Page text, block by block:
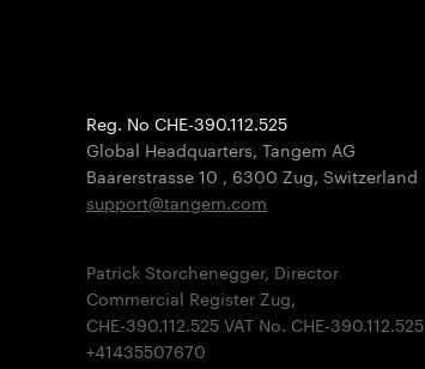
Reg. No CHE-390.112.525
Global Headquarters, Tangem AG
Baarerstrasse 10 , 6300 Zug, Switzerland
support@tangem.com
Patrick Storchenegger, Director
Commercial Register Zug,
CHE-390.112.525 VAT No. CHE-390.112.525